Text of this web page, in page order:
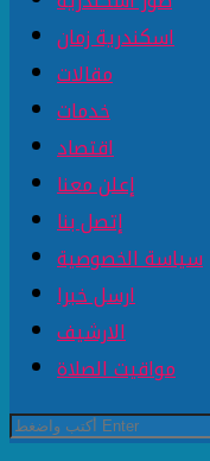
اسكندرية زمان
مقالات
خدمات
اقتصاد
إعلن معنا
إتصل بنا
سياسة الخصوصية
ارسل خبرا
الارشيف
مواقيت الصلاة